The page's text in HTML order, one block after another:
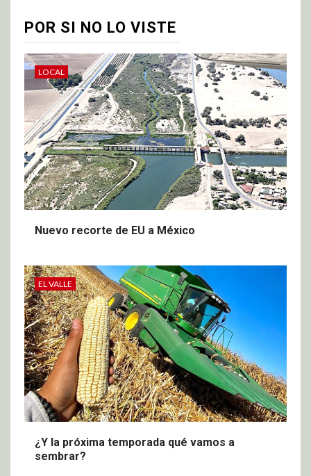
POR SI NO LO VISTE
LOCAL
Nuevo recorte de EU a México
EL VALLE
¿Y la próxima temporada qué vamos a
sembrar?